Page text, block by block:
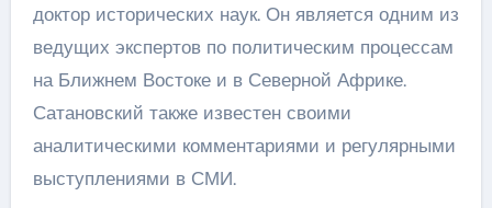
доктор исторических наук. Он является одним из
ведущих экспертов по политическим процессам
на Ближнем Востоке и в Северной Африке.
Сатановский также известен своими
аналитическими комментариями и регулярными
выступлениями в СМИ.